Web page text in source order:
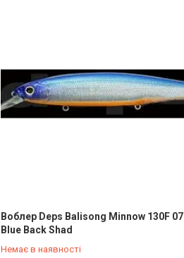
Воблер Deps Balisong Minnow 130F 07
Blue Back Shad
Немає в наявності